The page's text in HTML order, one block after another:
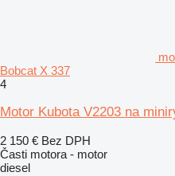
Bobcat X 337
4
Motor Kubota V2203 na
2 150 € Bez DPH
Časti motora - motor
diesel